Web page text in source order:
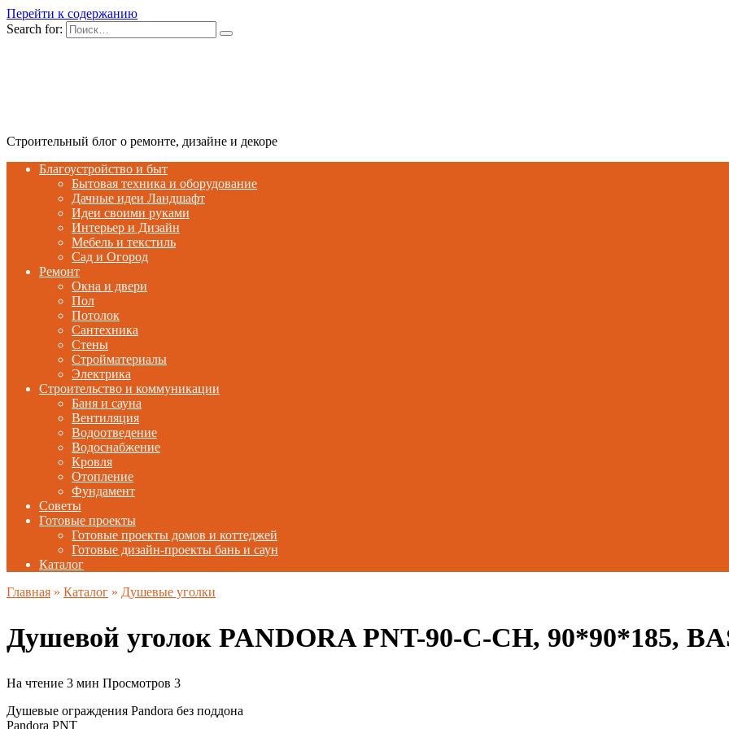
Перейти к содержанию
Search for:
Строительный блог о ремонте, дизайне и декоре
Благоустройство и быт
Бытовая техника и оборудование
Дачные идеи Ландшафт
Идеи своими руками
Интерьер и Дизайн
Мебель и текстиль
Сад и Огород
Ремонт
Окна и двери
Пол
Потолок
Сантехника
Стены
Стройматериалы
Электрика
Строительство и коммуникации
Баня и сауна
Вентиляция
Водоотведение
Водоснабжение
Кровля
Отопление
Фундамент
Советы
Готовые проекты
Готовые проекты домов и коттеджей
Готовые дизайн-проекты бань и саун
Каталог
Главная » Каталог » Душевые уголки
Душевой уголок PANDORA PNT-90-C-CH, 90*90*185,
На чтение 3 мин Просмотров 3
Душевые ограждения Pandora без поддона
Pandora PNT